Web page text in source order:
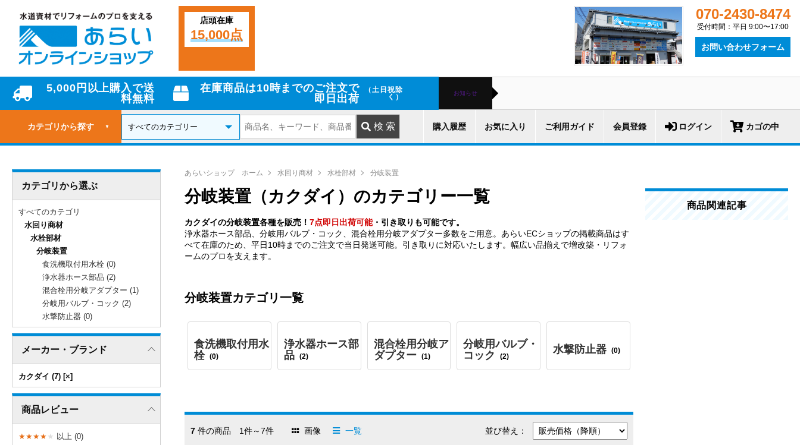
店頭在庫
15,000点
070-2430-8474
受付時間：平日 9:00〜17:00
お問い合わせフォーム
5,000円以上購入で送
料無料
在庫商品は10時までのご注文で
即日出荷
（土日祝除
く）
お知らせ
カテゴリから探す ▼ 購入履歴 お気に入り ご利用ガイド 会員登録 ログイン カゴの中
あらいショップ ホーム 水回り商材 水栓部材 分岐装置
分岐装置（カクダイ）のカテゴリー一覧
カクダイの分岐装置各種を販売！ 7点即日出荷可能・引き取りも可能です。
浄水器ホース部品、分岐用バルブ・コック、混合栓用分岐アダプター多数をご用意。あらいECショップの掲載商品はす
べて在庫のため、平日10時までのご注文で当日発送可能。引き取りに対応いたします。幅広い品揃えで増改築・リフォ
ームのプロを支えます。
分岐装置カテゴリ一覧
食洗機取付用水
栓 (0)
浄水器ホース部
品 (2)
混合栓用分岐ア
ダプター (1)
分岐用バルブ・
コック
(2)
水撃防止器 (0)
7 件の商品 1件～7件 画像 一覧 並び替え：
商品関連記事
カテゴリから選ぶ
すべてのカテゴリ
水回り商材
水栓部材
分岐装置
食洗機取付用水栓 (0)
浄水器ホース部品 (2)
混合栓用分岐アダプター (1)
分岐用バルブ・コック (2)
水撃防止器 (0)
メーカー・ブランド
カクダイ (7)
商品レビュー
★★★★ ★ 以上 (0)